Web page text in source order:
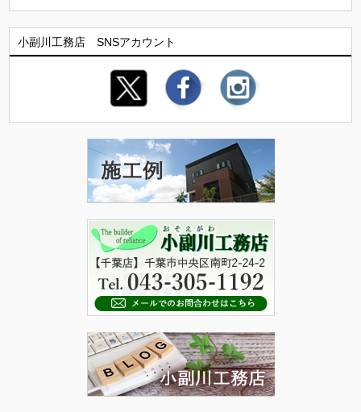
小副川工務店 SNSアカウント